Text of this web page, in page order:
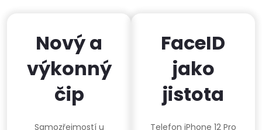
Nový a
výkonný
čip
Samozřejmostí u
FaceID
jako
jistota
Telefon iPhone 12 Pro